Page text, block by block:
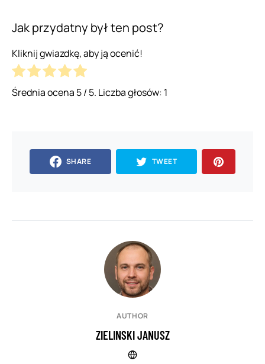
Jak przydatny był ten post?
Kliknij gwiazdkę, aby ją ocenić!
Średnia ocena 5/ 5. Liczba głosów: 1
SHARE TWEET
AUTHOR
ZIELINSKI JANUSZ